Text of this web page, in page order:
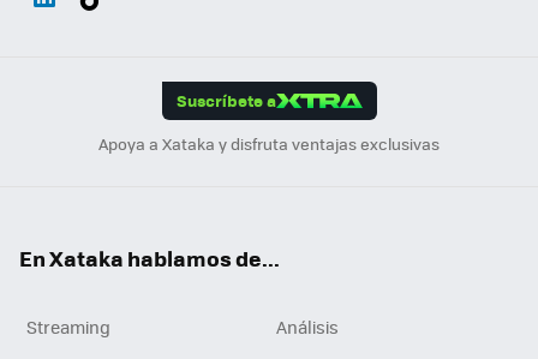
Suscríbete a
Apoya a Xataka y disfruta ventajas exclusivas
En Xataka hablamos de...
Streaming
Análisis